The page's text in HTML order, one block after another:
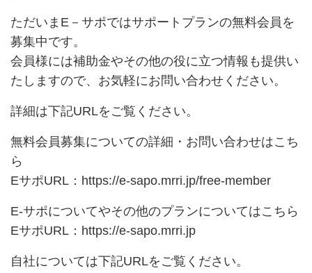
ただいまE－サポではサポートプランの無料会員を
募集中です。
会員様には補助金やその他の役に立つ情報も提供い
たしますので、お気軽にお問い合わせください。
詳細は下記URLをご覧ください。
無料会員募集についての詳細・お問い合わせはこち
ら
EサポURL： https://e-sapo.mrri.jp/free-member
E-サポについてやその他のプランについてはこちら
EサポURL： https://e-sapo.mrri.jp
自社については下記URLをご覧ください。